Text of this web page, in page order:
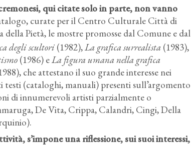
qui citate solo in parte, non vanno
curate per il Centro Culturale Città di
Pietà, le mostre promosse dal Comune e dal
degli scultori(1982),La grafica surrealista (1983),
(1986) eLa figura umana nella grafica
che attestano il suo grande interesse nei
(cataloghi, manuali) presenti sull’argomento
di innumerevoli artisti parzialmente o
De Vita, Crippa, Calandri, Cingi, Della
s’impone una riflessione, sui suoi interessi,